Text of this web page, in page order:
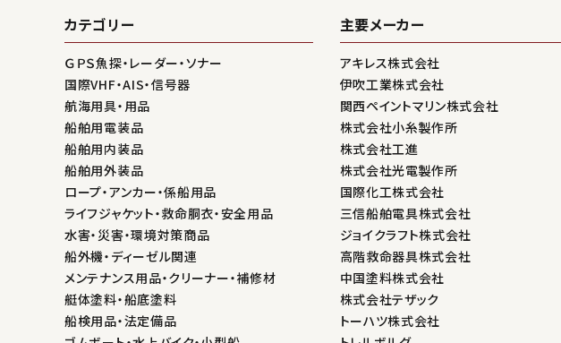
カテゴリー
ＧＰＳ魚探・レーダー・ソナー
国際VHF・AIS・信号器
航海用具・用品
船舶用電装品
船舶用内装品
船舶用外装品
ロープ・アンカー・係船用品
ライフジャケット・救命胴衣・安全用品
水害・災害・環境対策商品
船外機・ディーゼル関連
メンテナンス用品・クリーナー・補修材
艇体塗料・船底塗料
船検用品・法定備品
主要メーカー
アキレス株式会社
伊吹工業株式会社
関西ペイントマリン株式会社
株式会社小糸製作所
株式会社工進
株式会社光電製作所
国際化工株式会社
三信船舶電具株式会社
ジョイクラフト株式会社
高階救命器具株式会社
中国塗料株式会社
株式会社テザック
トーハツ株式会社